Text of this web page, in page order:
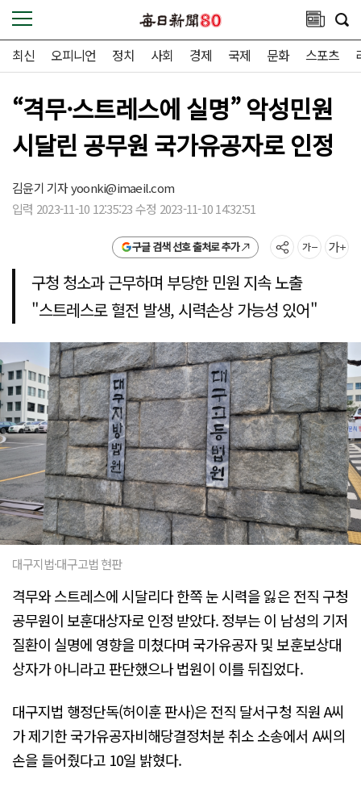
최신 오피니언 정치 사회 경제 국제 문화 스포츠
“격무·스트레스에 실명” 악성민원
시달린 공무원 국가유공자로 인정
김윤기 기자yoonki@imaeil.com
입력 2023-11-10 12:35:23 수정 2023-11-10 14:32:51
구글 검색 선호 출처로 추가
구청 청소과 근무하며 부당한 민원 지속 노출
"스트레스로 혈전 발생, 시력손상 가능성 있어"
대구지법·대구고법 현판
격무와 스트레스에 시달리다 한쪽 눈 시력을 잃은 전직 구청
공무원이 보훈대상자로 인정 받았다. 정부는 이 남성의 기저
질환이 실명에 영향을 미쳤다며 국가유공자 및 보훈보상대
상자가 아니라고 판단했으나 법원이 이를 뒤집었다.
대구지법 행정단독(허이훈 판사)은 전직 달서구청 직원 A씨
가 제기한 국가유공자비해당결정처분 취소 소송에서 A씨의
손을 들어줬다고 10일 밝혔다.